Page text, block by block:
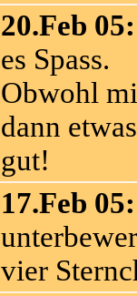
20.Feb 05:
es Spass.
Obwohl
dann
gut!
17.Feb 05:
vier